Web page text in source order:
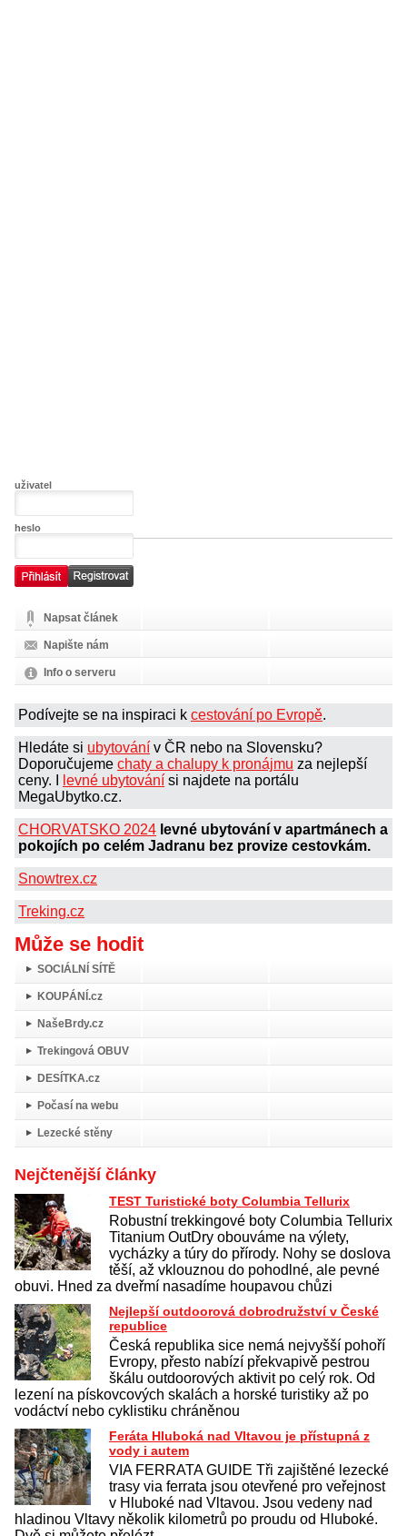
uživatel
heslo
Napsat článek
Napište nám
Info o serveru
Podívejte se na inspiraci k cestování po Evropě.
Hledáte si ubytování v ČR nebo na Slovensku?
Doporučujeme chaty a chalupy k pronájmu za nejlepší
ceny. I
levné ubytování si najdete na portálu
MegaUbytko.cz.
CHORVATSKO 2024 levné ubytování v apartmánech a
pokojích po celém Jadranu bez provize cestovkám.
Snowtrex.cz
Treking.cz
Může se hodit
SOCIÁLNÍ SÍTĚ
KOUPÁNÍ.cz
NašeBrdy.cz
Trekingová OBUV
DESÍTKA.cz
Počasí na webu
Lezecké stěny
Nejčtenější články
TEST Turistické boty Columbia Tellurix
Robustní trekkingové boty Columbia Tellurix
Titanium OutDry obouváme na výlety,
vycházky a túry do přírody. Nohy se doslova
těší, až vklouznou do pohodlné, ale pevné
obuvi. Hned za dveřmí nasadíme houpavou chůzi
Nejlepší outdoorová dobrodružství v České
republice
Česká republika sice nemá nejvyšší pohoří
Evropy, přesto nabízí překvapivě pestrou
škálu outdoorových aktivit po celý rok. Od
lezení na pískovcových skalách a horské turistiky až po
vodáctví nebo cyklistiku chráněnou
Feráta Hluboká nad Vltavou je přístupná z
vody i autem
VIA FERRATA GUIDE Tři zajištěné lezecké
trasy via ferrata jsou otevřené pro veřejnost
v Hluboké nad Vltavou. Jsou vedeny nad
hladinou Vltavy několik kilometrů po proudu od Hluboké.